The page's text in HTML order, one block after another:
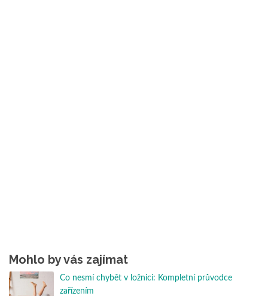
Mohlo by vás zajímat
Co nesmí chybět v ložnici: Kompletní průvodce
zařízením